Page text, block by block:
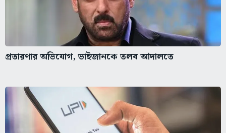
প্রতারণার অভিযোগ, ভাইজানকে তলব আদালতে